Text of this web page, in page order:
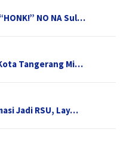
NO NA Sul…
Tangerang Mi…
Jadi RSU, Lay…